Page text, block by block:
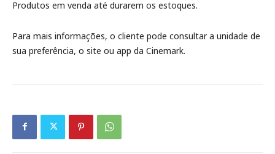
Produtos em venda até durarem os estoques.
Para mais informações, o cliente pode consultar a unidade de
sua preferência, o site ou app da Cinemark.